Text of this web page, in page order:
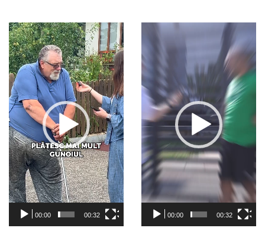
Video
Player
00:00 00:32
Video
Player
00:00 00:32